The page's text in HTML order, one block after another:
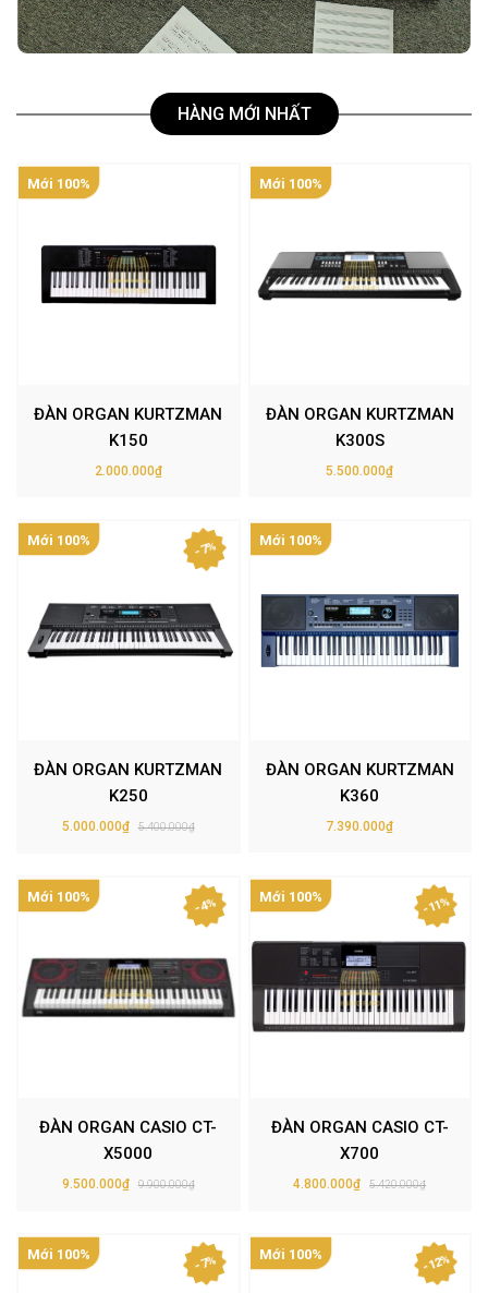
HÀNG MỚI NHẤT
Mới 100%
ĐÀN ORGAN KURTZMAN
K150
2.000.000₫
Mới 100%
ĐÀN ORGAN KURTZMAN
K300S
5.500.000₫
- 7%
Mới 100%
ĐÀN ORGAN KURTZMAN
K250
5.000.000₫ 5.400.000₫
Mới 100%
ĐÀN ORGAN KURTZMAN
K360
7.390.000₫
- 4%
Mới 100%
ĐÀN ORGAN CASIO CT-
X5000
9.500.000₫ 9.900.000₫
- 11%
Mới 100%
ĐÀN ORGAN CASIO CT-
X700
4.800.000₫ 5.420.000₫
- 7%
Mới 100% - 12%
Mới 100%